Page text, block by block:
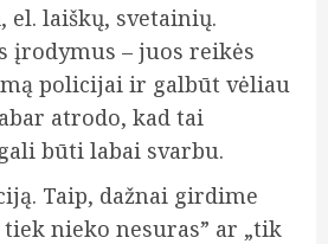
el. laiškų, svetainių.
įrodymus – juos reikės
policijai ir galbūt vėliau
atrodo, kad tai
būti labai svarbu.
Taip, dažnai girdime
nieko nesuras” ar „tik